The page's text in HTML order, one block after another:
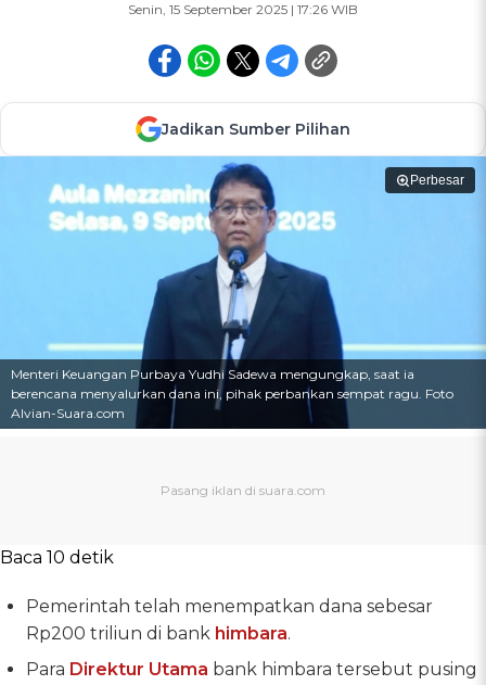
Senin, 15 September 2025 | 17:26 WIB
Jadikan Sumber Pilihan
Perbesar
Menteri Keuangan Purbaya Yudhi Sadewa mengungkap, saat ia
berencana menyalurkan dana ini, pihak perbankan sempat ragu. Foto
Alvian-Suara.com
Baca 10 detik
Pemerintah telah menempatkan dana sebesar
Rp200 triliun di bank himbara.
Para Direktur Utama bank himbara tersebut pusing